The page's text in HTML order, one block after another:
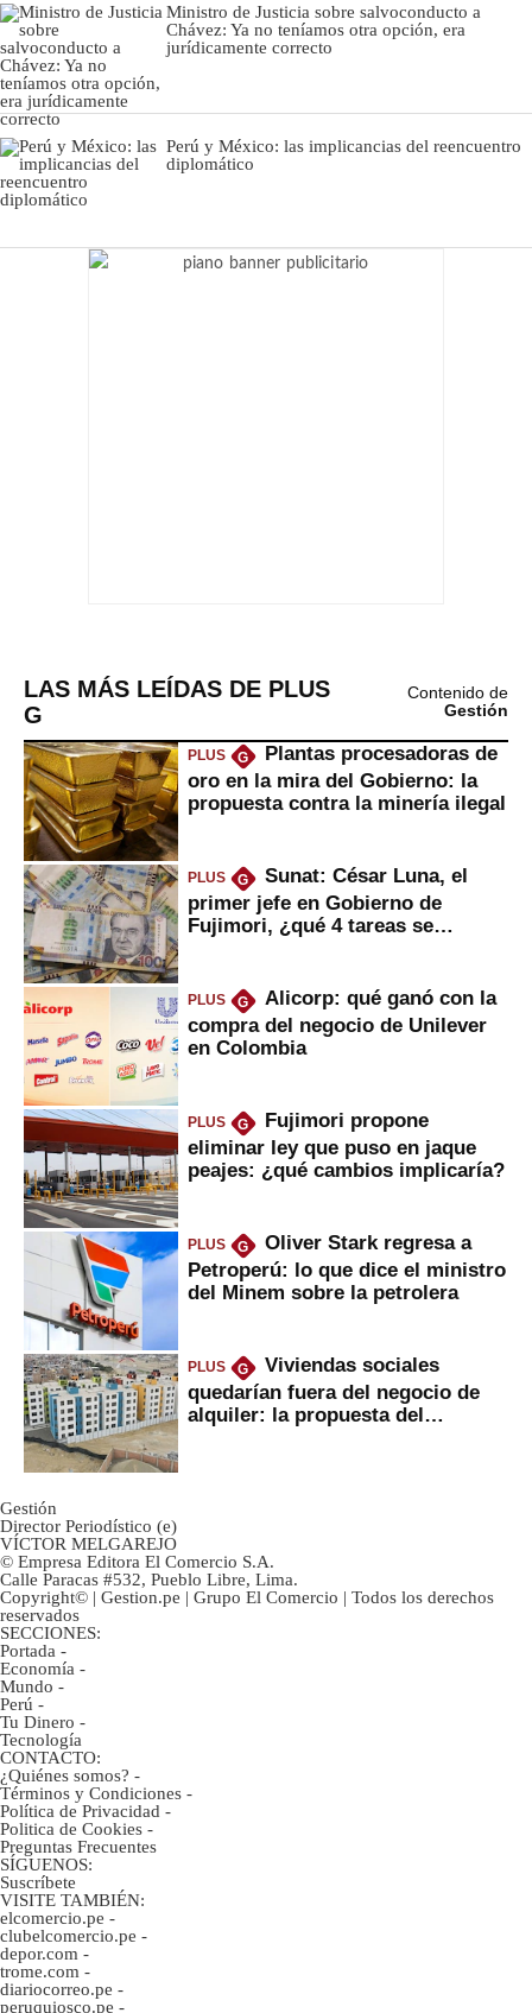
Ministro de Justicia sobre salvoconducto a
Chávez: Ya no teníamos otra opción, era
jurídicamente correcto
Perú y México: las implicancias del reencuentro
diplomático
LAS MÁS LEÍDAS DE PLUS
G
Contenido de
Gestión
PLUS G
Plantas procesadoras de
oro en la mira del Gobierno: la
propuesta contra la minería ilegal
PLUS G
Sunat: César Luna, el
primer jefe en Gobierno de
Fujimori, ¿qué 4 tareas se
PLUS G
Alicorp: qué ganó con la
compra del negocio de Unilever
en Colombia
PLUS G
Fujimori propone
eliminar ley que puso en jaque
peajes: ¿qué cambios implicaría?
PLUS G
Oliver Stark regresa a
Petroperú: lo que dice el ministro
del Minem sobre la petrolera
PLUS G
Viviendas sociales
quedarían fuera del negocio de
alquiler: la propuesta del
Gestión
Director Periodístico (e)
VÍCTOR MELGAREJO
© Empresa Editora El Comercio S.A.
Calle Paracas #532, Pueblo Libre, Lima.
Copyright© | Gestion.pe | Grupo El Comercio | Todos los derechos
reservados
SECCIONES:
Portada -
Economía -
Mundo -
Perú -
Tu Dinero -
Tecnología
CONTACTO:
¿Quiénes somos? -
Términos y Condiciones -
Política de Privacidad -
Politica de Cookies -
Preguntas Frecuentes
SÍGUENOS:
Suscríbete
VISITE TAMBIÉN:
elcomercio.pe -
clubelcomercio.pe -
depor.com -
trome.com -
diariocorreo.pe -
peruquiosco.pe -